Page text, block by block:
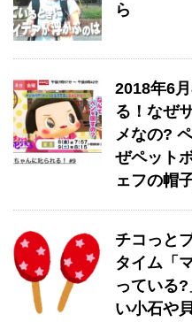
ら
2018年6
る！なぜ
メなの?
ぜペット
ェフの帽
チコっと
タイム「
っている
い小石や